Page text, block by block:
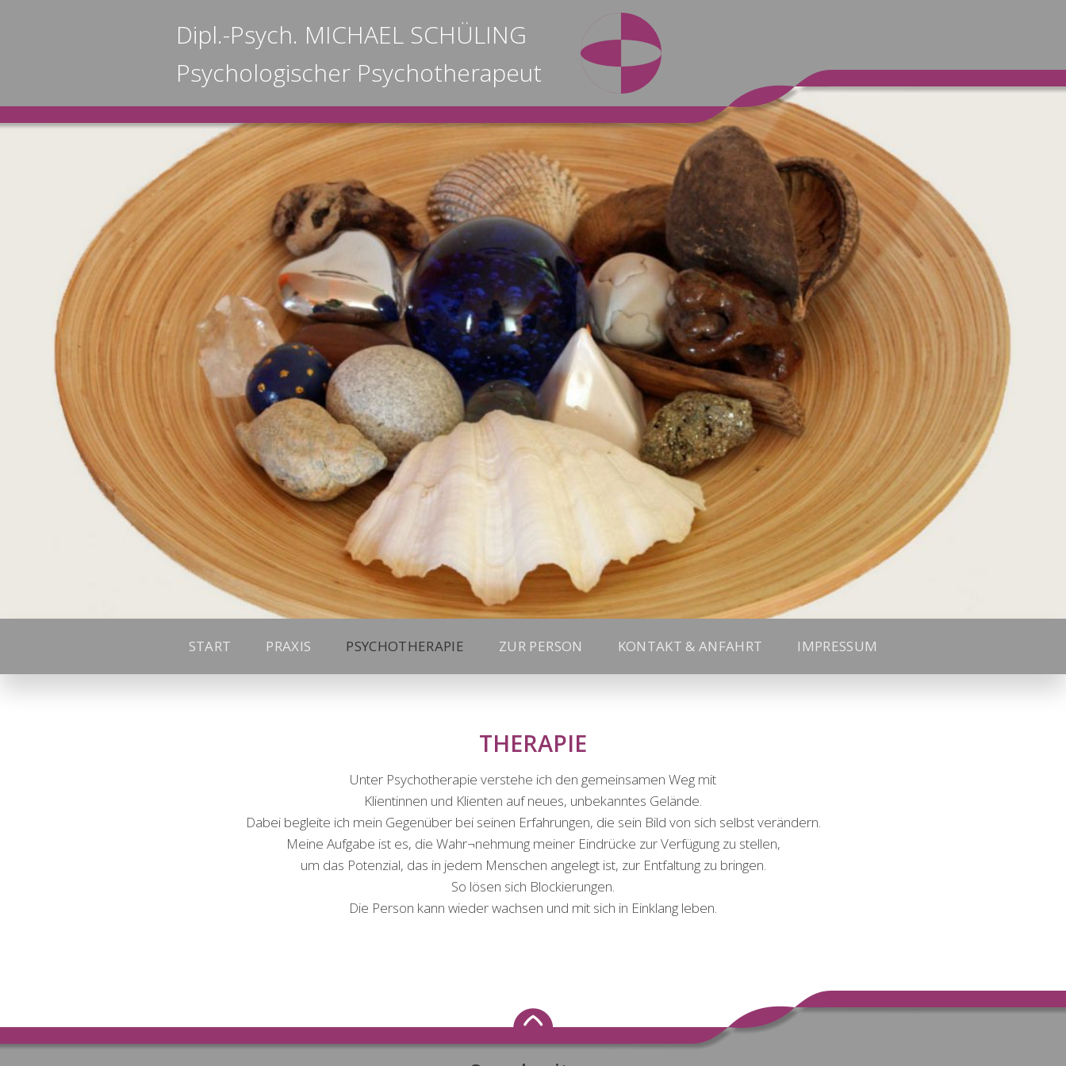
Dipl.-Psych. MICHAEL SCHÜLING
Psychologischer Psychotherapeut
START PRAXIS PSYCHOTHERAPIE ZUR PERSON KONTAKT & ANFAHRT IMPRESSUM
THERAPIE
Unter Psychotherapie verstehe ich den gemeinsamen Weg mit
Klientinnen und Klienten auf neues, unbekanntes Gelände.
Dabei begleite ich mein Gegenüber bei seinen Erfahrungen, die sein Bild von sich selbst verändern.
Meine Aufgabe ist es, die Wahr¬nehmung meiner Eindrücke zur Verfügung zu stellen,
um das Potenzial, das in jedem Menschen angelegt ist, zur Entfaltung zu bringen.
So lösen sich Blockierungen.
Die Person kann wieder wachsen und mit sich in Einklang leben.